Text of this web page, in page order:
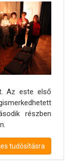
Az este első
részben
tudósításra